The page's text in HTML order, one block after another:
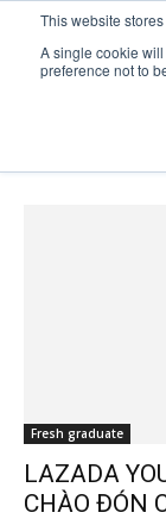
This website
A single cookie
preference not to
Tag:
𝟮𝟬𝟮𝟭
Fresh graduate
LAZADA
CHÀO ĐÓN